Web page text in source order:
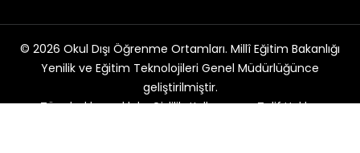
© 2026 Okul Dışı Öğrenme Ortamları. Millî Eğitim Bakanlığı
Yenilik ve Eğitim Teknolojileri Genel Müdürlüğünce
geliştirilmiştir.
Tüm hakları saklıdır. Gizlilik, Kullanım ve Telif Hakları